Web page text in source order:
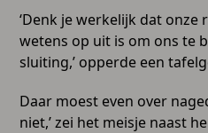
‘Denk je werkelijk dat onze
wetens op uit is om ons te
sluiting,’ opperde een
Daar moest even over
niet,’ zei het meisje naast